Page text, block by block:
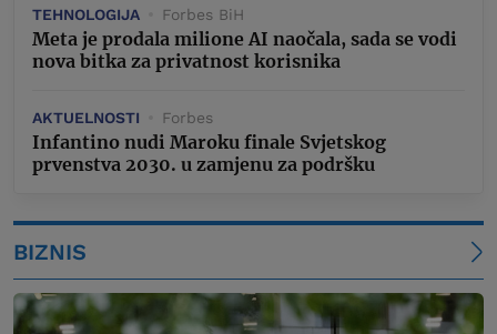
TEHNOLOGIJA Forbes BiH
Meta je prodala milione AI naočala, sada se vodi
nova bitka za privatnost korisnika
AKTUELNOSTI Forbes
Infantino nudi Maroku finale Svjetskog
prvenstva 2030. u zamjenu za podršku
BIZNIS